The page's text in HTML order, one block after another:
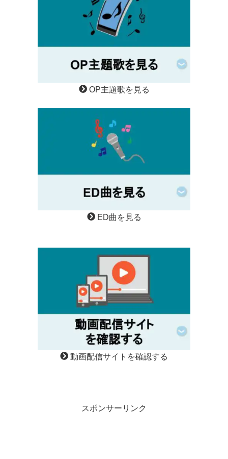
OP主題歌を見る
ED曲を見る
動画配信サイトを確認する
スポンサーリンク